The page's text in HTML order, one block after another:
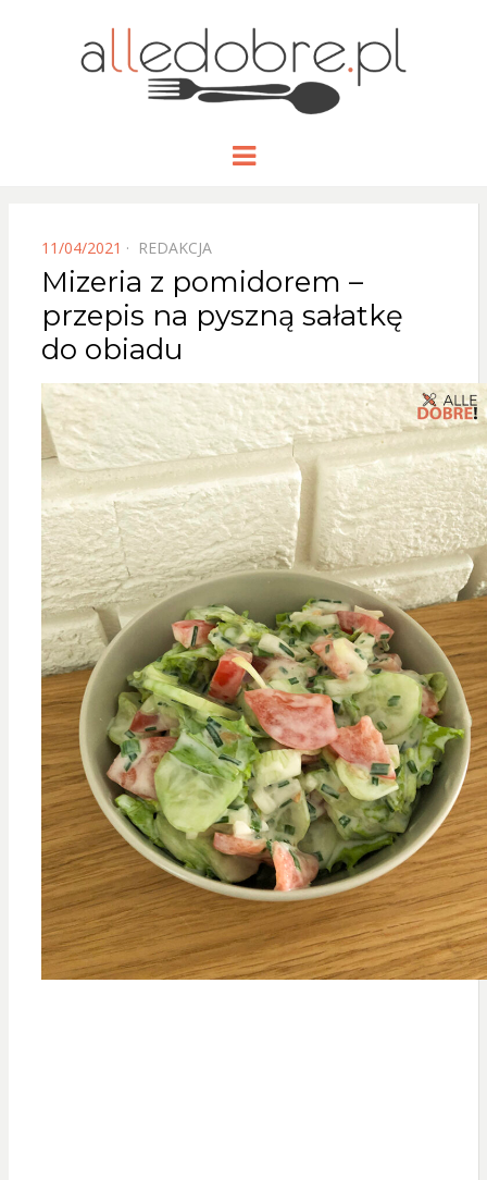
opisanymi przepisami na dania i
Menu
POSTED
ON
11/04/2021 REDAKCJA
Mizeria z pomidorem –
przepis na pyszną sałatkę
do obiadu